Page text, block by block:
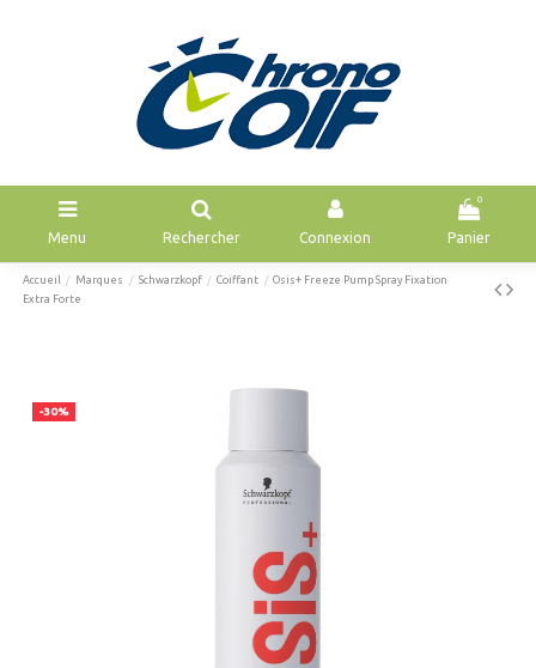
Menu Rechercher Connexion
0
Panier
Accueil Marques Schwarzkopf Coiffant
Osis+ Freeze Pump Spray Fixation
Extra Forte
-30%